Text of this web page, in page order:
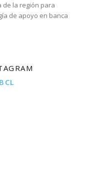
de la región para
de apoyo en banca